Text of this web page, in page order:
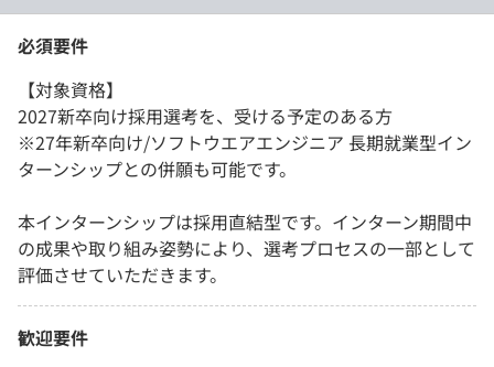
必須要件
【対象資格】
2027新卒向け採用選考を、受ける予定のある方
※27年新卒向け/ソフトウエアエンジニア 長期就業型イン
ターンシップとの併願も可能です。
本インターンシップは採用直結型です。インターン期間中
の成果や取り組み姿勢により、選考プロセスの一部として
評価させていただきます。
歓迎要件